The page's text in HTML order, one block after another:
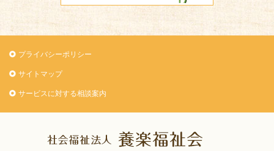
プライバシーポリシー
サイトマップ
サービスに対する相談案内